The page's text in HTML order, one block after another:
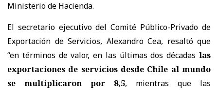
Ministerio de Hacienda.
El secretario ejecutivo del Comité Público-Privado de
Exportación de Servicios, Alexandro Cea, resaltó que
“en términos de valor, en las últimas dos décadas las
exportaciones de servicios desde Chile al mundo
se multiplicaron por 8,5, mientras que las